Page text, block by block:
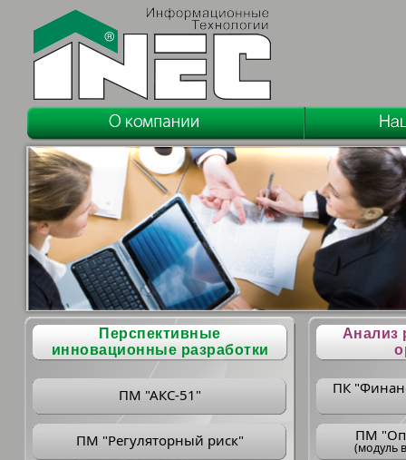
Перспективные
инновационные разработки
ПМ "АКС-51"
ПМ "Регуляторный риск"
Анализ
ПК
ПM
(модуль